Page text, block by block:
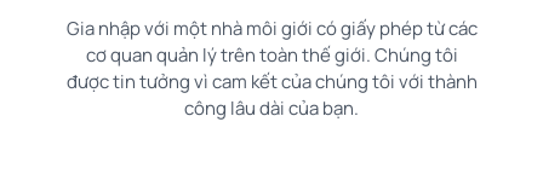
Gia nhập với một nhà môi giới có giấy phép từ các
cơ quan quản lý trên toàn thế giới. Chúng tôi
được tin tưởng vì cam kết của chúng tôi với thành
công lâu dài của bạn.